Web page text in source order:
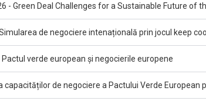
- Green Deal Challenges for a Sustainable Future of
de negociere intenațională prin jocul keep cool
Pactul verde european și negocierile europene
capacităților de negociere a Pactului Verde European